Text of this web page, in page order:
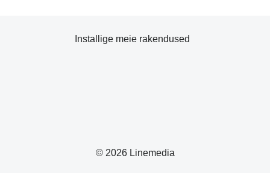
© 2026 Linemedia
Installige meie rakendused